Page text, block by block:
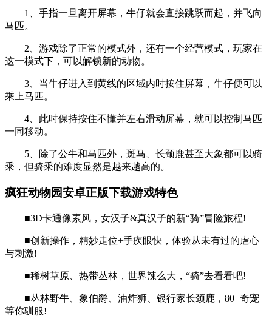
1、手指一旦离开屏幕，牛仔就会直接跳跃而起，并飞向
马匹。
2、游戏除了正常的模式外，还有一个经营模式，玩家在
这一模式下，可以解锁新的动物。
3、当牛仔进入到黄线的区域内时按住屏幕，牛仔便可以
乘上马匹。
4、此时保持按住不懂并左右滑动屏幕，就可以控制马匹
一同移动。
5、除了公牛和马匹外，斑马、长颈鹿甚至大象都可以骑
乘，但骑乘的难度显然是越来越高的。
疯狂动物园安卓正版下载游戏特色
■3D卡通像素风，女汉子&真汉子的新“骑”冒险旅程!
■创新操作，精妙走位+手疾眼快，体验从未有过的虐心
与刺激!
■稀树草原、热带丛林，世界辣么大，“骑”去看看吧!
■丛林野牛、象伯爵、油炸狮、银行家长颈鹿，80+奇宠
等你驯服!